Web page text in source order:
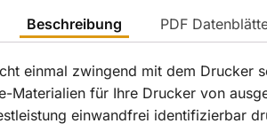
Beschreibung PDF
einmal zwingend mit dem Drucker
Materialien für Ihre Drucker von
einwandfrei identifizierbar